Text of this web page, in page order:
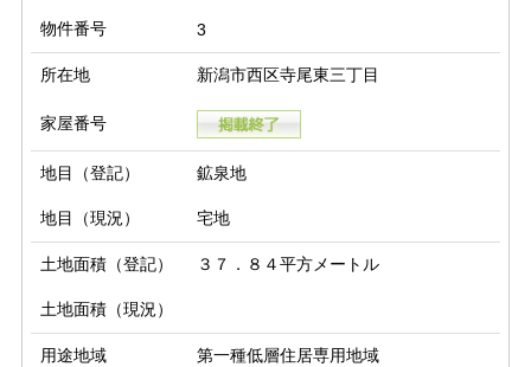
物件番号 3
所在地 新潟市西区寺尾東三丁目
家屋番号
地目（登記） 鉱泉地
地目（現況） 宅地
土地面積（登記） ３７．８４平方メートル
土地面積（現況）
用途地域 第一種低層住居専用地域